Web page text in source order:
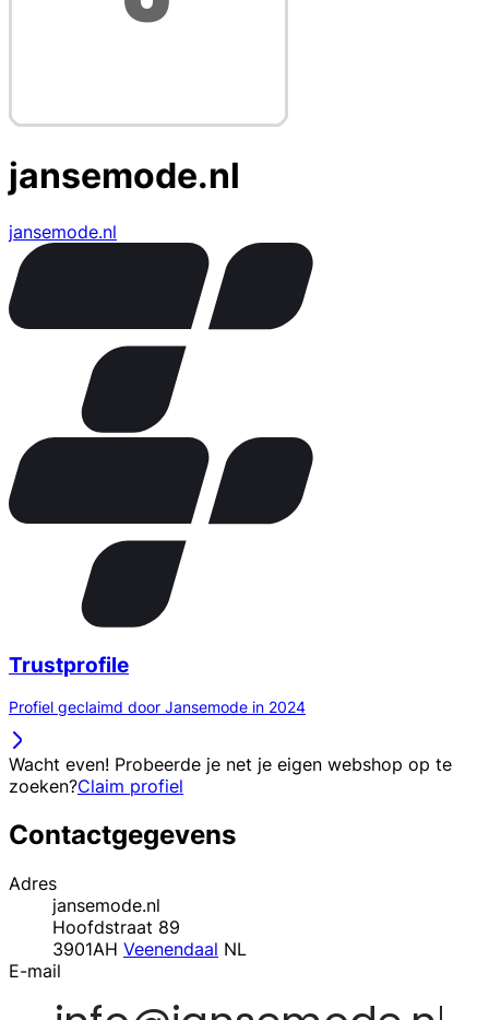
jansemode.nl
jansemode.nl
Trustprofile
Profiel geclaimd door Jansemode in 2024
Wacht even! Probeerde je net je eigen webshop op te
zoeken?Claim profiel
Contactgegevens
Adres
jansemode.nl
Hoofdstraat 89
3901AH Veenendaal NL
E-mail